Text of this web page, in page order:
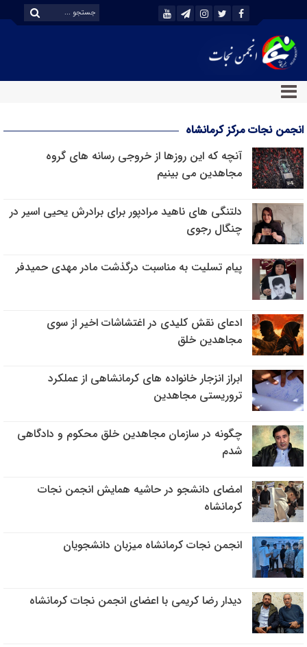
انجمن نجات مرکز کرمانشاه
آنچه که این روزها از خروجی رسانه های گروه
مجاهدین می بینیم
دلتنگی های ناهید مرادپور برای برادرش یحیی اسیر در
چنگال رجوی
پیام تسلیت به مناسبت درگذشت مادر مهدی حمیدفر
ادعای نقش کلیدی در اغتشاشات اخیر از سوی
مجاهدین خلق
ابراز انزجار خانواده های کرمانشاهی از عملکرد
تروریستی مجاهدین
چگونه در سازمان مجاهدین خلق محکوم و دادگاهی
شدم
امضای دانشجو در حاشیه همایش انجمن نجات
کرمانشاه
انجمن نجات کرمانشاه میزبان دانشجویان
دیدار رضا کریمی با اعضای انجمن نجات کرمانشاه